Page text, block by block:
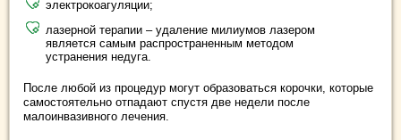
электрокоагуляции;
лазерной терапии – удаление милиумов лазером
является самым распространенным методом
устранения недуга.
После любой из процедур могут образоваться корочки, которые
самостоятельно отпадают спустя две недели после
малоинвазивного лечения.